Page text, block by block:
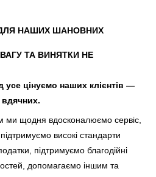
НАШИХ ШАНОВНИХ
ТА ВИНЯТКИ НЕ
усе цінуємо наших клієнтів —
вдячних.
щодня вдосконалюємо сервіс,
високі стандарти
підтримуємо благодійні
допомагаємо іншим та